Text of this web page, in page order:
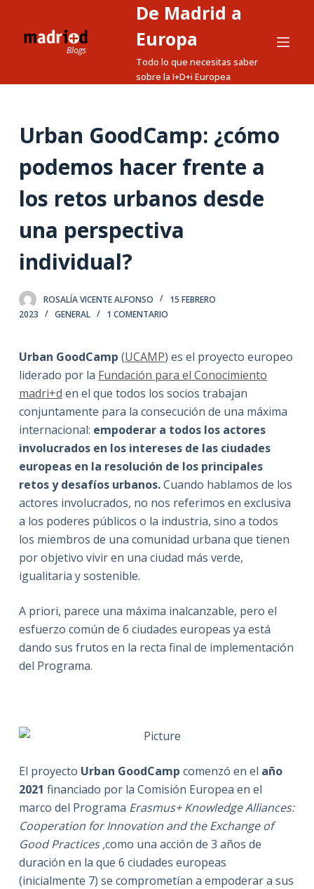
a
o
n
o
De Madrid a
Europa
Todo lo que necesitas saber
sobre la I+D+i Europea
Urban GoodCamp: ¿cómo
podemos hacer frente a
los retos urbanos desde
una perspectiva
individual?
ROSALÍA VICENTE ALFONSO
15 FEBRERO
2023
GENERAL 1 COMENTARIO
Urban GoodCamp (UCAMP) es el proyecto europeo
liderado por la Fundación para el Conocimiento
madri+d en el que todos los socios trabajan
conjuntamente para la consecución de una máxima
internacional: empoderar a todos los actores
involucrados en los intereses de las ciudades
europeas en la resolución de los principales
retos y desafíos urbanos.Cuando hablamos de los
actores involucrados, no nos referimos en exclusiva
a los poderes públicos o la industria, sino a todos
los miembros de una comunidad urbana que tienen
por objetivo vivir en una ciudad más verde,
igualitaria y sostenible.
A priori, parece una máxima inalcanzable, pero el
esfuerzo común de 6 ciudades europeas ya está
dando sus frutos en la recta final de implementación
del Programa.
El proyecto Urban GoodCamp comenzó en el año
2021 financiado por la Comisión Europea en el
marco del Programa Erasmus+ Knowledge Alliances:
Cooperation for Innovation and the Exchange of
Good Practices ,como una acción de 3 años de
duración en la que 6 ciudades europeas
(inicialmente 7) se comprometían a empoderar a sus